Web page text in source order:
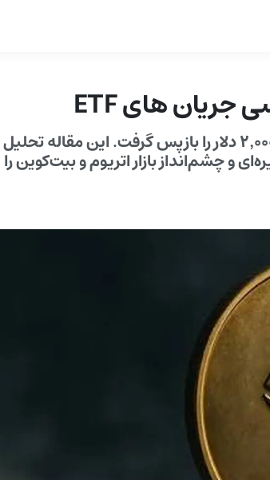
اتریوم پس از بازگشت جریان‌های ETF در 13 فوریه سطح حمایتی ۲٬۰۰۰ دلار را بازپس گرفت. این مقاله تحلیل
و چشم‌انداز بازار اتریوم و بیت‌کوین را